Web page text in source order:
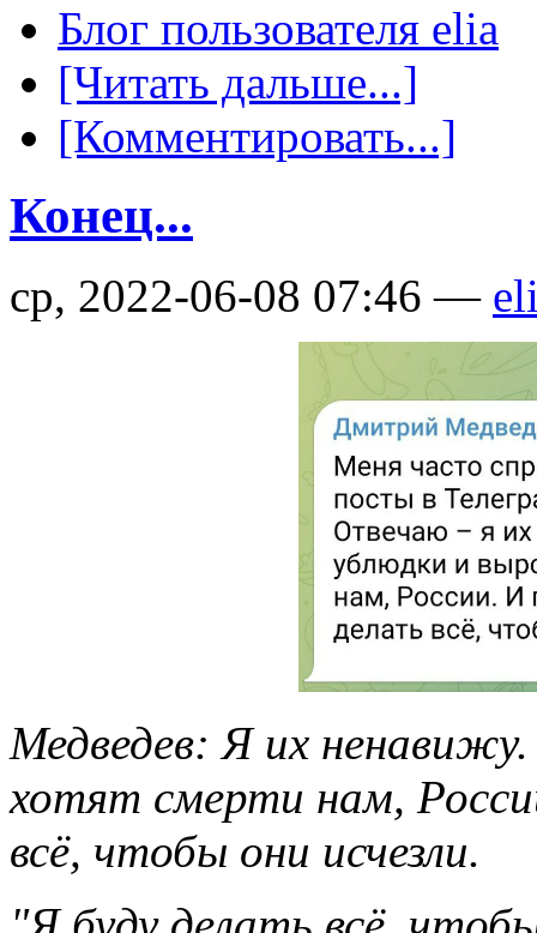
Блог пользователя elia
[Читать дальше...]
[Комментировать...]
Конец...
ср, 2022-06-08 07:46 —
Медведев: Я их
хотят смерти нам,
всё, чтобы они исчезли.